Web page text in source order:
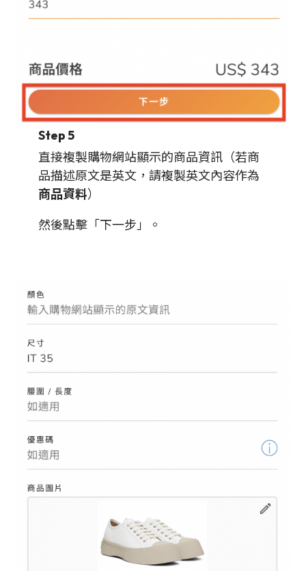
Step 5
直接複製購物網站顯示的商品資訊（若商
品描述原文是英文，請複製英文內容作為
商品資料）
然後點擊「下一步」。